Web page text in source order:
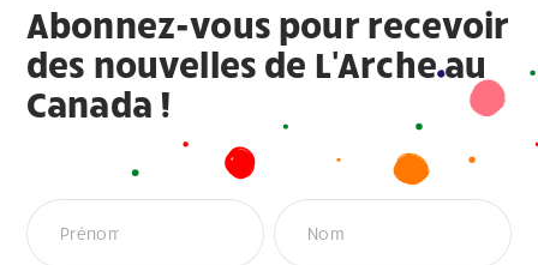
Abonnez-vous pour recevoir
des nouvelles de L'Arche au
Canada !
Newsletter